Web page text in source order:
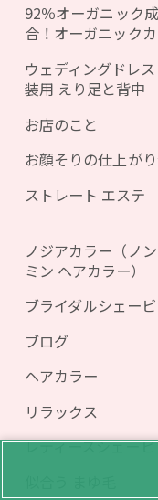
92％オーガニック
合！オーガニック
ウェディングドレ
装用 えり足と背中
お店のこと
お顔そりの仕上が
ストレート エステ
ノジアカラー（ノ
ミン ヘアカラー）
ブライダルシェー
ブログ
ヘアカラー
リラックス
レディースシェー